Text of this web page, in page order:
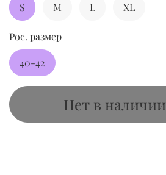
Нет в наличии
S M L XL
Рос. размер
40-42